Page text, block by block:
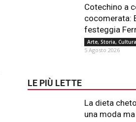
Cotechino a
cocomerata:
festeggia
Arte, Storia,
5 Agosto 2026
LE PIÙ LETTE
La dieta
una moda